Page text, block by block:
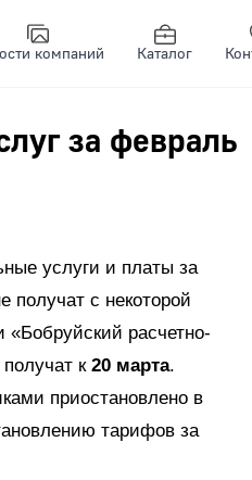
компаний Каталог
за февраль
услуги и платы за
с некоторой
расчетно-
к 20 марта.
приостановлено в
тарифов за